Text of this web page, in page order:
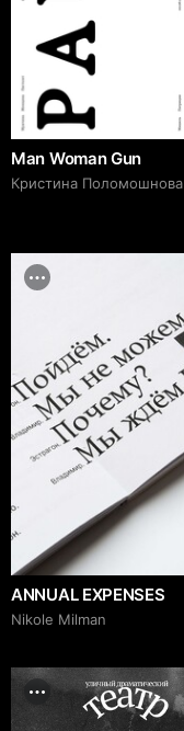
Man Woman Gun
Кристина Поломошнова
ANNUAL EXPENSES
Nikole Milman